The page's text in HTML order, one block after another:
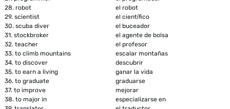
28. robot
el robot
29. scientist
el científico
30. scuba diver
el buceador
31. stockbroker
el agente de bolsa
32. teacher
el profesor
33. to climb mountains
escalar montañas
34. to discover
descubrir
35. to earn a living
ganar la vida
36. to graduate
graduarse
37. to improve
mejorar
38. to major in
especializarse en